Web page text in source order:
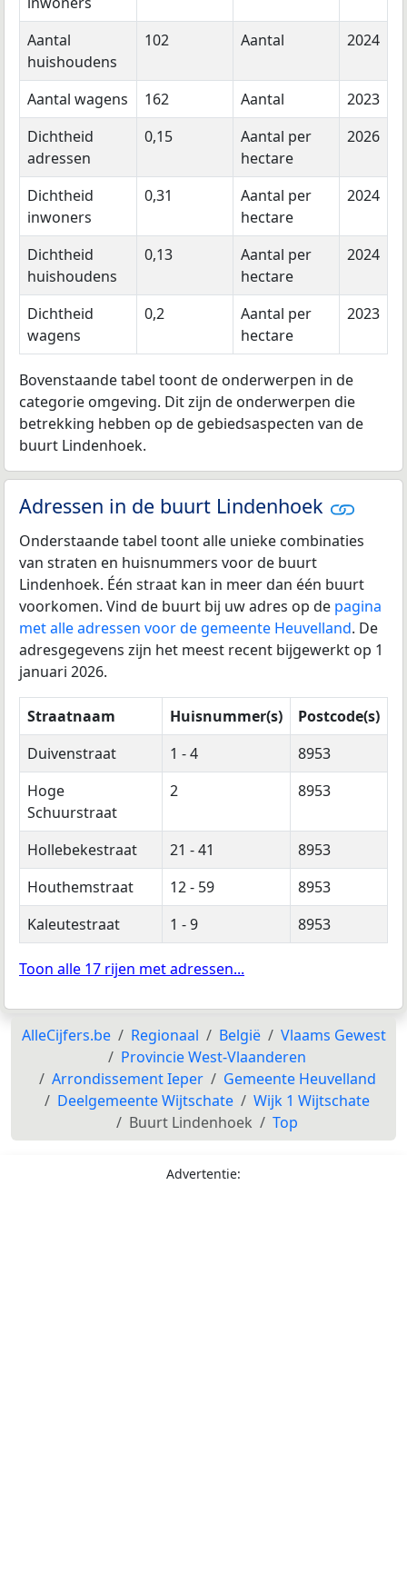
Aantal
huishoudens
102 Aantal 2024
Aantal wagens 162 Aantal
2023
Dichtheid
adressen
0,15
Aantal per
hectare
2026
Dichtheid
inwoners
0,31
Aantal per
hectare
2024
Dichtheid
huishoudens
0,13
Aantal per
hectare
2024
Dichtheid
wagens
0,2
Aantal per
hectare
2023
Bovenstaande tabel toont de onderwerpen in de
categorie omgeving. Dit zijn de onderwerpen die
betrekking hebben op de gebiedsaspecten van de
buurt Lindenhoek.
Adressen in de buurt Lindenhoek
Onderstaande tabel toont alle unieke combinaties
van straten en huisnummers voor de buurt
Lindenhoek. Één straat kan in meer dan één buurt
voorkomen. Vind de buurt bij uw adres op de pagina
met alle adressen voor de gemeente Heuvelland. De
adresgegevens zijn het meest recent bijgewerkt op 1
januari 2026.
Straatnaam Huisnummer(s)
Postcode(s)
Duivenstraat
1 - 4
8953
Hoge
Schuurstraat
2 8953
Hollebekestraat 21 - 41
8953
Houthemstraat
12 - 59
8953
Kaleutestraat
1 - 9 8953
Toon alle 17 rijen met adressen...
AlleCijfers.be Regionaal België
Vlaams Gewest
Provincie West-Vlaanderen
Arrondissement Ieper
Gemeente Heuvelland
Deelgemeente Wijtschate
Wijk 1 Wijtschate
Buurt Lindenhoek
Top
Advertentie: